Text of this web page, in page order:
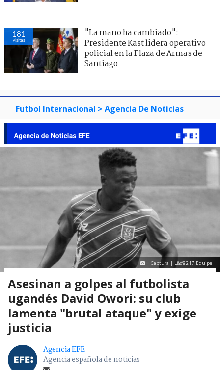
181
visitas
"La mano ha cambiado":
Presidente Kast lidera operativo
policial en la Plaza de Armas de
Santiago
Futbol Internacional > Agencia De Noticias
Captura | L&#8217;Equipe
Asesinan a golpes al futbolista
ugandés David Owori: su club
lamenta "brutal ataque" y exige
justicia
Agencia EFE
Agencia española de noticias